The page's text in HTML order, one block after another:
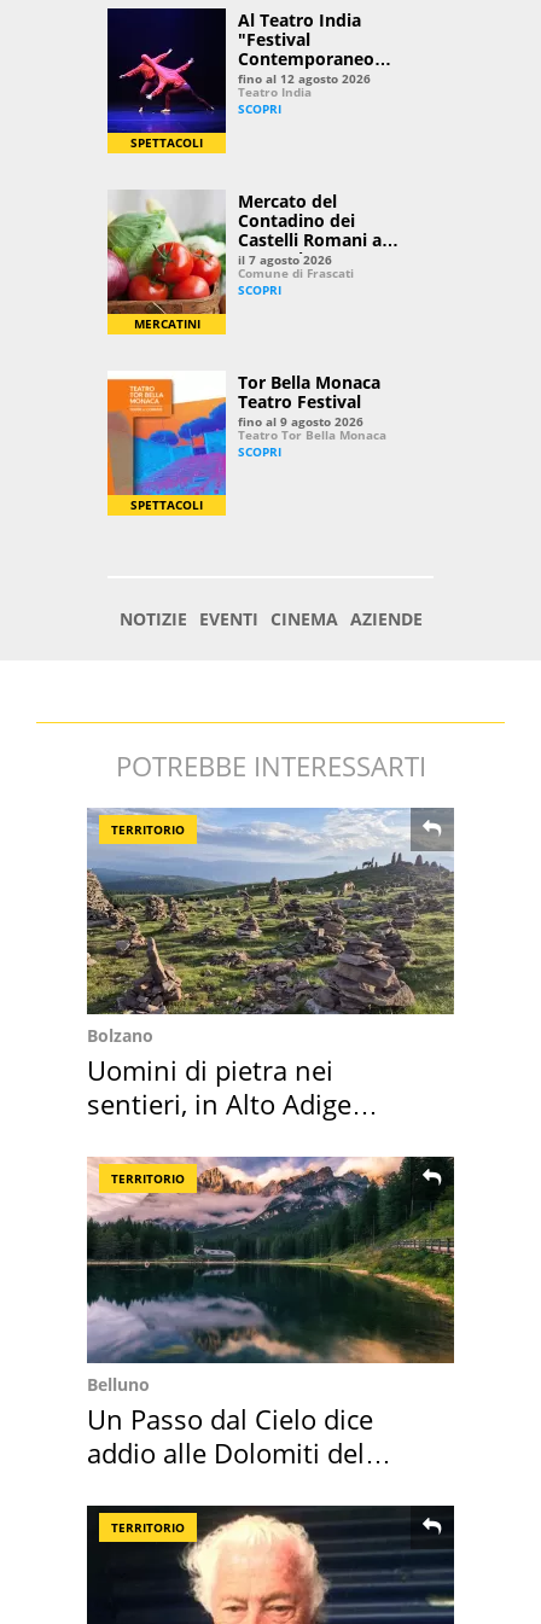
POTREBBE INTERESSARTI
TERRITORIO
Bolzano
Uomini di pietra nei
sentieri, in Alto Adige
TERRITORIO
Belluno
Un Passo dal Cielo dice
addio alle Dolomiti del
TERRITORIO